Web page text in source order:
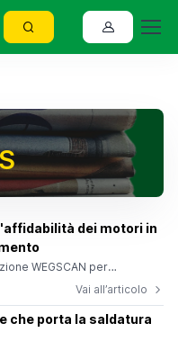
dei motori in
WEGSCAN per
leader in Europa
di macchine elettriche
con il produttore di
il monitoraggio
di un impianto di
Vai all’articolo
che porta la saldatura